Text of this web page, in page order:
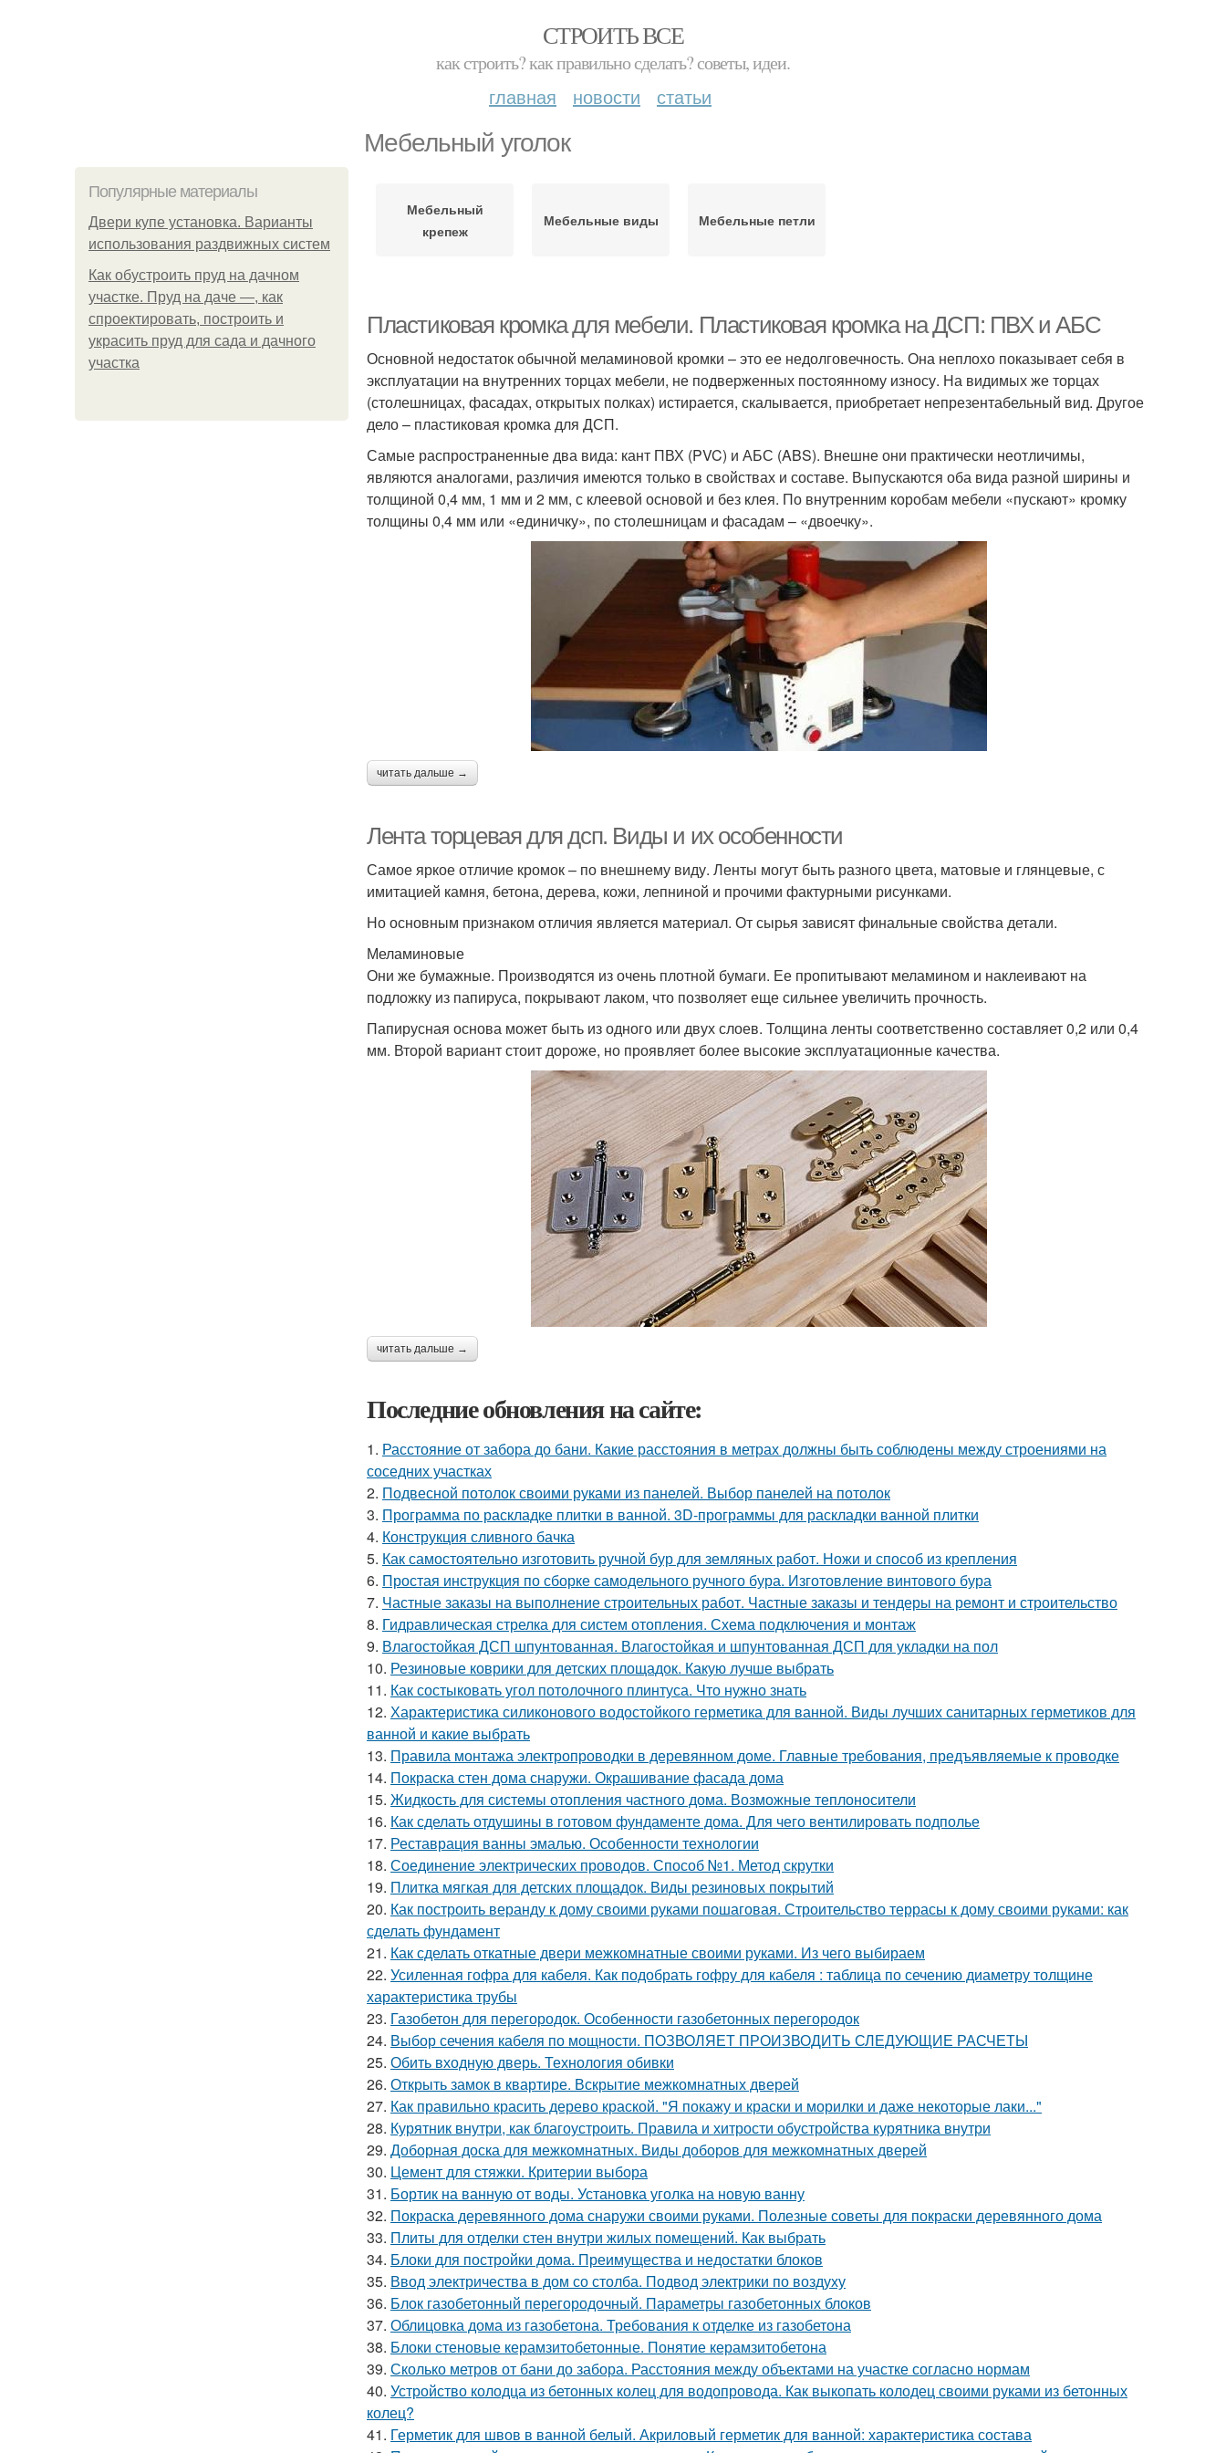
СТРОИТЬ ВСЕ
как строить? как правильно сделать? советы, идеи.
главная новости статьи
Мебельный уголок
Популярные материалы
Двери купе установка. Варианты
использования раздвижных систем
Как обустроить пруд на дачном
участке. Пруд на даче —, как
спроектировать, построить и
украсить пруд для сада и дачного
участка
Мебельный
крепеж
Мебельные виды Мебельные петли
Пластиковая кромка для мебели. Пластиковая кромка на ДСП: ПВХ и АБС
Основной недостаток обычной меламиновой кромки – это ее недолговечность. Она неплохо показывает себя в
эксплуатации на внутренних торцах мебели, не подверженных постоянному износу. На видимых же торцах
(столешницах, фасадах, открытых полках) истирается, скалывается, приобретает непрезентабельный вид. Другое
дело – пластиковая кромка для ДСП.
Самые распространенные два вида: кант ПВХ (PVC) и АБС (ABS). Внешне они практически неотличимы,
являются аналогами, различия имеются только в свойствах и составе. Выпускаются оба вида разной ширины и
толщиной 0,4 мм, 1 мм и 2 мм, с клеевой основой и без клея. По внутренним коробам мебели «пускают» кромку
толщины 0,4 мм или «единичку», по столешницам и фасадам – «двоечку».
читать дальше →
Лента торцевая для дсп. Виды и их особенности
Самое яркое отличие кромок – по внешнему виду. Ленты могут быть разного цвета, матовые и глянцевые, с
имитацией камня, бетона, дерева, кожи, лепниной и прочими фактурными рисунками.
Но основным признаком отличия является материал. От сырья зависят финальные свойства детали.
Меламиновые
Они же бумажные. Производятся из очень плотной бумаги. Ее пропитывают меламином и наклеивают на
подложку из папируса, покрывают лаком, что позволяет еще сильнее увеличить прочность.
Папирусная основа может быть из одного или двух слоев. Толщина ленты соответственно составляет 0,2 или 0,4
мм. Второй вариант стоит дороже, но проявляет более высокие эксплуатационные качества.
читать дальше →
Последние обновления на сайте:
1. Расстояние от забора до бани. Какие расстояния в метрах должны быть соблюдены между строениями на
соседних участках
2. Подвесной потолок своими руками из панелей. Выбор панелей на потолок
3. Программа по раскладке плитки в ванной. 3D-программы для раскладки ванной плитки
4. Конструкция сливного бачка
5. Как самостоятельно изготовить ручной бур для земляных работ. Ножи и способ из крепления
6. Простая инструкция по сборке самодельного ручного бура. Изготовление винтового бура
7. Частные заказы на выполнение строительных работ. Частные заказы и тендеры на ремонт и строительство
8. Гидравлическая стрелка для систем отопления. Схема подключения и монтаж
9. Влагостойкая ДСП шпунтованная. Влагостойкая и шпунтованная ДСП для укладки на пол
10. Резиновые коврики для детских площадок. Какую лучше выбрать
11. Как состыковать угол потолочного плинтуса. Что нужно знать
12. Характеристика силиконового водостойкого герметика для ванной. Виды лучших санитарных герметиков для
ванной и какие выбрать
13. Правила монтажа электропроводки в деревянном доме. Главные требования, предъявляемые к проводке
14. Покраска стен дома снаружи. Окрашивание фасада дома
15. Жидкость для системы отопления частного дома. Возможные теплоносители
16. Как сделать отдушины в готовом фундаменте дома. Для чего вентилировать подполье
17. Реставрация ванны эмалью. Особенности технологии
18. Соединение электрических проводов. Способ №1. Метод скрутки
19. Плитка мягкая для детских площадок. Виды резиновых покрытий
20. Как построить веранду к дому своими руками пошаговая. Строительство террасы к дому своими руками: как
сделать фундамент
21. Как сделать откатные двери межкомнатные своими руками. Из чего выбираем
22. Усиленная гофра для кабеля. Как подобрать гофру для кабеля : таблица по сечению диаметру толщине
характеристика трубы
23. Газобетон для перегородок. Особенности газобетонных перегородок
24. Выбор сечения кабеля по мощности. ПОЗВОЛЯЕТ ПРОИЗВОДИТЬ СЛЕДУЮЩИЕ РАСЧЕТЫ
25. Обить входную дверь. Технология обивки
26. Открыть замок в квартире. Вскрытие межкомнатных дверей
27. Как правильно красить дерево краской. "Я покажу и краски и морилки и даже некоторые лаки..."
28. Курятник внутри, как благоустроить. Правила и хитрости обустройства курятника внутри
29. Доборная доска для межкомнатных. Виды доборов для межкомнатных дверей
30. Цемент для стяжки. Критерии выбора
31. Бортик на ванную от воды. Установка уголка на новую ванну
32. Покраска деревянного дома снаружи своими руками. Полезные советы для покраски деревянного дома
33. Плиты для отделки стен внутри жилых помещений. Как выбрать
34. Блоки для постройки дома. Преимущества и недостатки блоков
35. Ввод электричества в дом со столба. Подвод электрики по воздуху
36. Блок газобетонный перегородочный. Параметры газобетонных блоков
37. Облицовка дома из газобетона. Требования к отделке из газобетона
38. Блоки стеновые керамзитобетонные. Понятие керамзитобетона
39. Сколько метров от бани до забора. Расстояния между объектами на участке согласно нормам
40. Устройство колодца из бетонных колец для водопровода. Как выкопать колодец своими руками из бетонных
колец?
41. Герметик для швов в ванной белый. Акриловый герметик для ванной: характеристика состава